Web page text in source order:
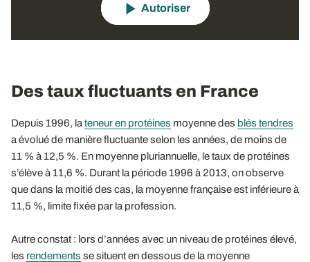
Autoriser
Des taux fluctuants en France
Depuis 1996, la teneur en protéines moyenne des blés tendres
a évolué de manière fluctuante selon les années, de moins de
11 % à 12,5 %. En moyenne pluriannuelle, le taux de protéines
s’élève à 11,6 %. Durant la période 1996 à 2013, on observe
que dans la moitié des cas, la moyenne française est inférieure à
11,5 %, limite fixée par la profession.
Autre constat : lors d’années avec un niveau de protéines élevé,
les rendements se situent en dessous de la moyenne